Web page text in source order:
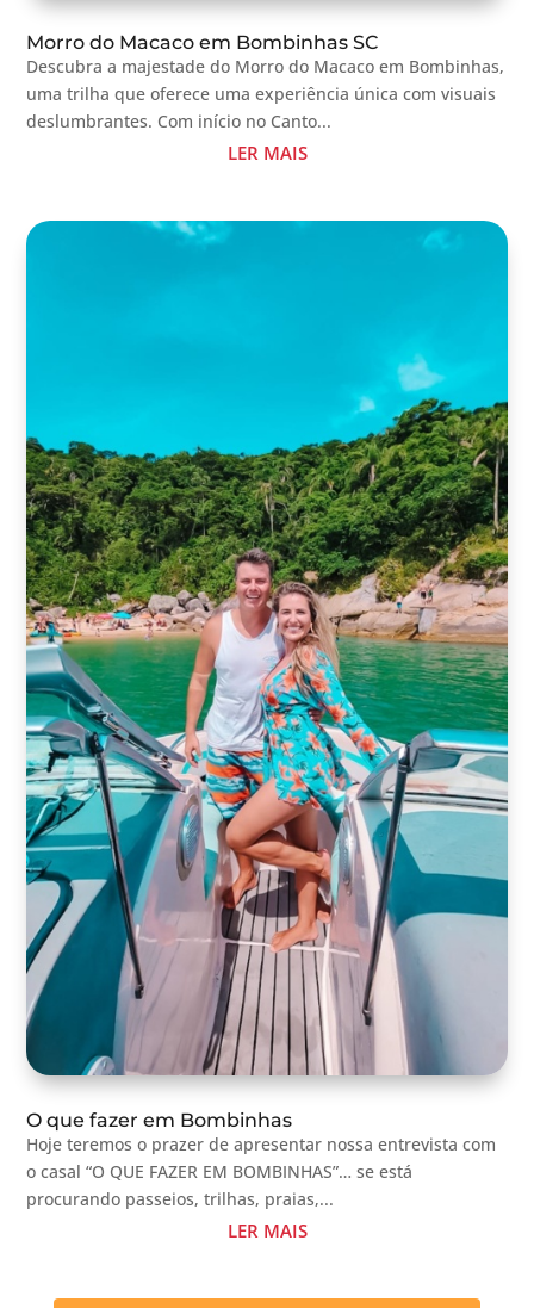
Morro do Macaco em Bombinhas SC
Descubra a majestade do Morro do Macaco em Bombinhas,
uma trilha que oferece uma experiência única com visuais
deslumbrantes. Com início no Canto...
LER MAIS
O que fazer em Bombinhas
Hoje teremos o prazer de apresentar nossa entrevista com
o casal “O QUE FAZER EM BOMBINHAS”… se está
procurando passeios, trilhas, praias,...
LER MAIS